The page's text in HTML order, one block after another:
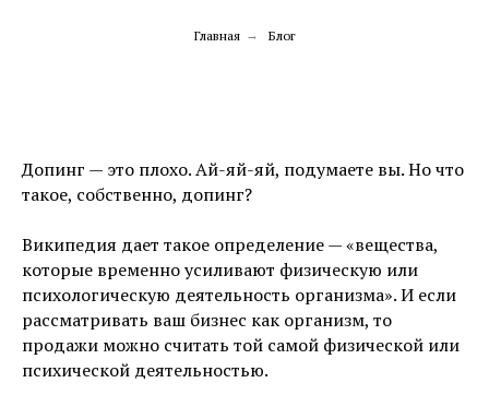
Главная → Блог
Допинг — это плохо. Ай-яй-яй, подумаете вы. Но что
такое, собственно, допинг?
Википедия дает такое определение — «вещества,
которые временно усиливают физическую или
психологическую деятельность организма». И если
рассматривать ваш бизнес как организм, то
продажи можно считать той самой физической или
психической деятельностью.